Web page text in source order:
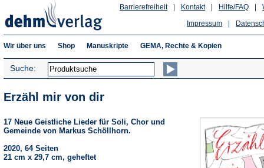
Hilfe/FAQ
Kontakt
Barrierefreiheit
Impressum
Wir über uns Shop Manuskripte GEMA, Rechte & Kopien
Suche:
Erzähl mir von dir
17 Neue Geistliche Lieder für Soli, Chor und
Gemeinde von Markus Schöllhorn.
2020, 64 Seiten
21 cm x 29,7 cm, geheftet